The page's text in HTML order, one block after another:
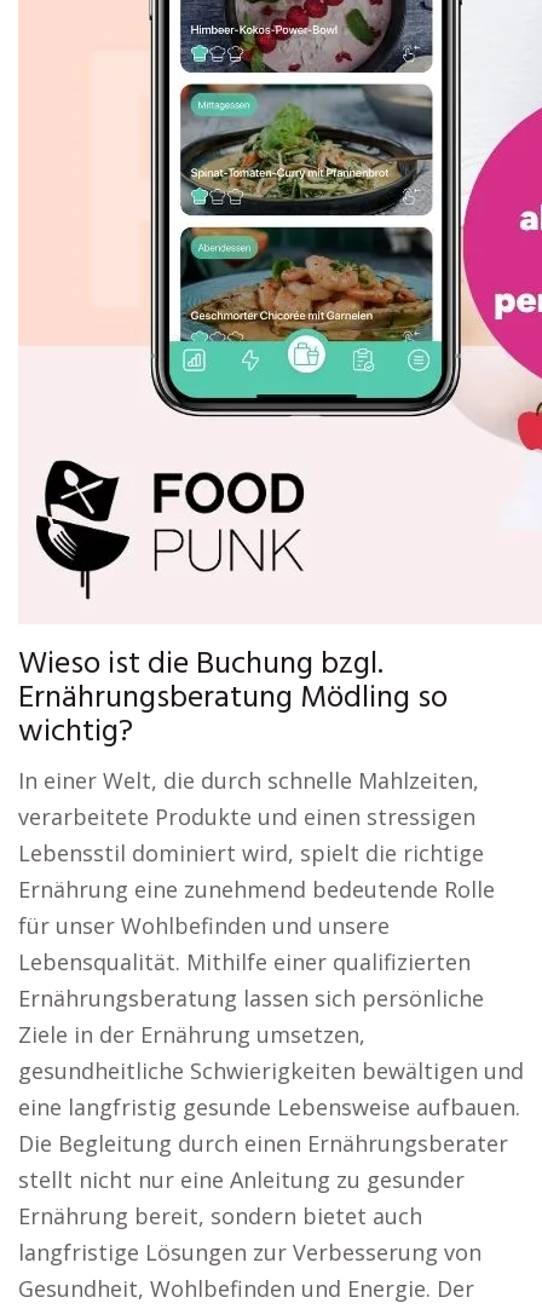
Wieso ist die Buchung bzgl.
Ernährungsberatung Mödling so
wichtig?
In einer Welt, die durch schnelle Mahlzeiten,
verarbeitete Produkte und einen stressigen
Lebensstil dominiert wird, spielt die richtige
Ernährung eine zunehmend bedeutende Rolle
für unser Wohlbefinden und unsere
Lebensqualität. Mithilfe einer qualifizierten
Ernährungsberatung lassen sich persönliche
Ziele in der Ernährung umsetzen,
gesundheitliche Schwierigkeiten bewältigen und
eine langfristig gesunde Lebensweise aufbauen.
Die Begleitung durch einen Ernährungsberater
stellt nicht nur eine Anleitung zu gesunder
Ernährung bereit, sondern bietet auch
langfristige Lösungen zur Verbesserung von
Gesundheit, Wohlbefinden und Energie. Der